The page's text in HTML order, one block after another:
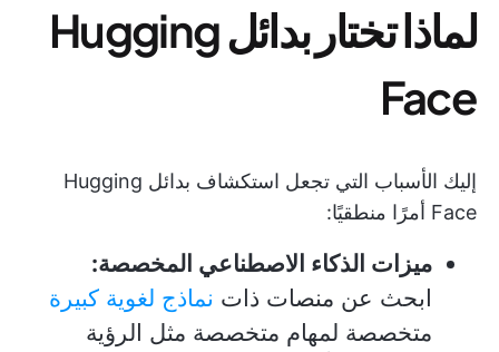
لماذا تختار بدائل Hugging
Face
إليك الأسباب التي تجعل استكشاف بدائل Hugging
Face أمرًا منطقيًا:
ميزات الذكاء الاصطناعي المخصصة:
ابحث عن منصات ذات نماذج لغوية كبيرة
متخصصة لمهام متخصصة مثل الرؤية